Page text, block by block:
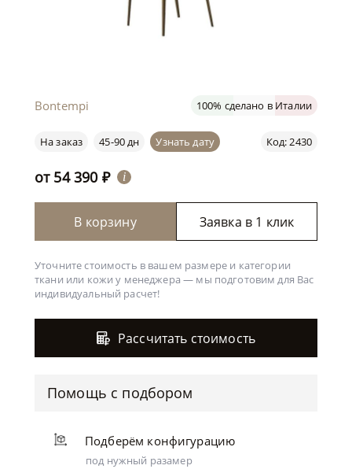
Bontempi 100% сделано в Италии
Код: 2430
На заказ 45-90 дн Узнать дату
от 54 390 ₽ i
В корзину Заявка в 1 клик
Уточните стоимость в вашем размере и категории
ткани или кожи у менеджера — мы подготовим для Вас
индивидуальный расчет!
Рассчитать стоимость
Помощь с подбором
Подберём конфигурацию
под нужный разамер